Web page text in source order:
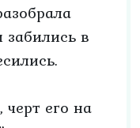
забились в
его на